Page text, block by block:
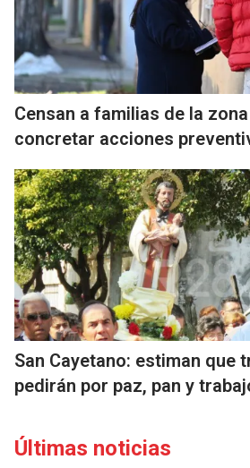
Censan a familias de la
concretar acciones
San Cayetano: estiman que
pedirán por paz, pan y
Últimas noticias